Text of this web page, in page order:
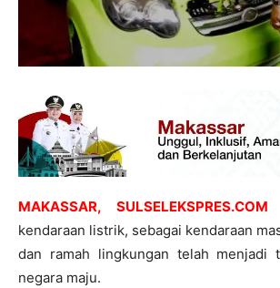
MAKASSAR, SULSELEKSPRES.COM
kendaraan listrik, sebagai kendaraan
dan ramah lingkungan telah menjadi
negara maju.